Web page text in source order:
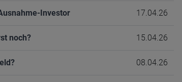
Investor 17.04.26
noch? 15.04.26
08.04.26